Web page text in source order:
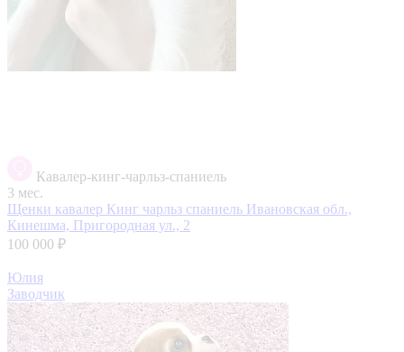
Кавалер-кинг-чарльз-спаниель
3 мес.
Щенки кавалер Кинг чарльз спаниель Ивановская обл.,
Кинешма, Пригородная ул., 2
100 000 ₽
Юлия
Заводчик